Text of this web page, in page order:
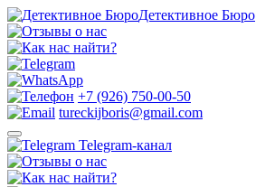
Детективное Бюро
+7 (926) 750-00-50
tureckijboris@gmail.com
Telegram-канал